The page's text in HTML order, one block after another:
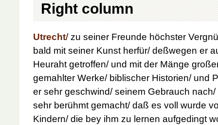
Right column
Utrecht/ zu seiner Freunde höchster
bald mit seiner Kunst herfür/ deßwegen er
Heuraht getroffen/ und mit der Mänge
gemahlter Werke/ biblischer Historien/ und
er sehr geschwind/ seinem Gebrauch
sehr berühmt gemacht/ daß es voll wurde
Kindern/ die bey ihm zu lernen aufgedingt